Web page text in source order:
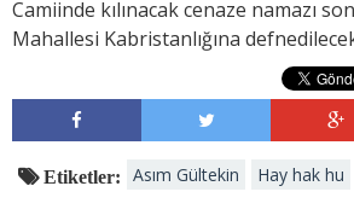
Camiinde kılınacak cenaze namazı
Mahallesi Kabristanlığına
Etiketler: Asım Gültekin Hay hak hu